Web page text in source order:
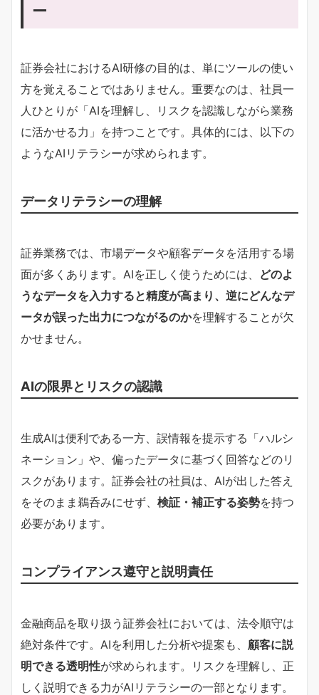
ー
証券会社におけるAI研修の目的は、単にツールの使い
方を覚えることではありません。重要なのは、社員一
人ひとりが「AIを理解し、リスクを認識しながら業務
に活かせる力」を持つことです。具体的には、以下の
ようなAIリテラシーが求められます。
データリテラシーの理解
証券業務では、市場データや顧客データを活用する場
面が多くあります。AIを正しく使うためには、 どのよ
うなデータを入力すると精度が高まり、逆にどんなデ
ータが誤った出力につながるのかを理解することが欠
かせません。
AIの限界とリスクの認識
生成AIは便利である一方、誤情報を提示する「ハルシ
ネーション」や、偏ったデータに基づく回答などのリ
スクがあります。証券会社の社員は、AIが出した答え
をそのまま鵜呑みにせず、 検証・補正する姿勢を持つ
必要があります。
コンプライアンス遵守と説明責任
金融商品を取り扱う証券会社においては、法令順守は
絶対条件です。AIを利用した分析や提案も、 顧客に説
明できる透明性が求められます。リスクを理解し、正
しく説明できる力がAIリテラシーの一部となります。